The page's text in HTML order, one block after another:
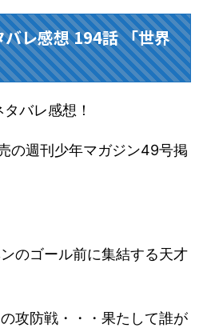
レ感想 194話 「世界
バレ感想！
の週刊少年マガジン49号掲
のゴール前に集結する天才
攻防戦・・・果たして誰が